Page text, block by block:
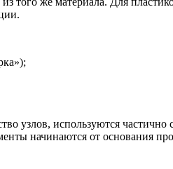
узлов, используются
начинаются от основания